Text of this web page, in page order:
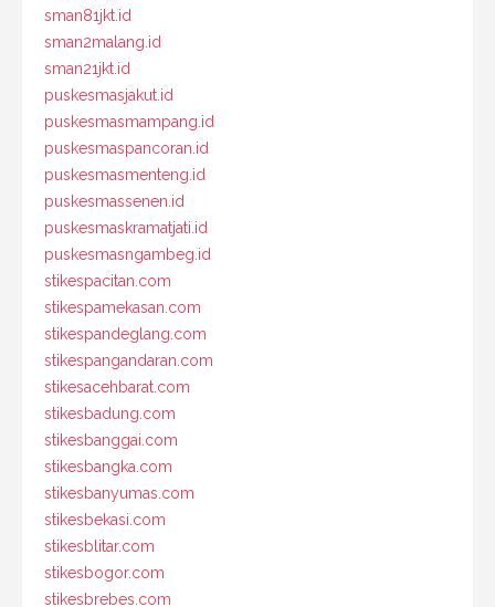
sman81jkt.id
sman2malang.id
sman21jkt.id
puskesmasjakut.id
puskesmasmampang.id
puskesmaspancoran.id
puskesmasmenteng.id
puskesmassenen.id
puskesmaskramatjati.id
puskesmasngambeg.id
stikespacitan.com
stikespamekasan.com
stikespandeglang.com
stikespangandaran.com
stikesacehbarat.com
stikesbadung.com
stikesbanggai.com
stikesbangka.com
stikesbanyumas.com
stikesbekasi.com
stikesblitar.com
stikesbogor.com
stikesbrebes.com